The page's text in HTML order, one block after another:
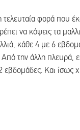
φορά που
να κόψεις τα
κάθε 4 με 6
Από την άλλη πλευρά,
Kαι ίσως